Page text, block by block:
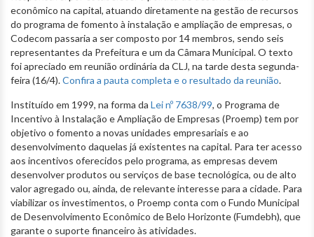
econômico na capital, atuando diretamente na gestão de recursos
do programa de fomento à instalação e ampliação de empresas, o
Codecom passaria a ser composto por 14 membros, sendo seis
representantes da Prefeitura e um da Câmara Municipal. O texto
foi apreciado em reunião ordinária da CLJ, na tarde desta segunda-
feira (16/4).Confira a pauta completa e o resultado da reunião.
Instituído em 1999, na forma da Lei nº 7638/99, o Programa de
Incentivo à Instalação e Ampliação de Empresas (Proemp) tem por
objetivo o fomento a novas unidades empresariais e ao
desenvolvimento daquelas já existentes na capital. Para ter acesso
aos incentivos oferecidos pelo programa, as empresas devem
desenvolver produtos ou serviços de base tecnológica, ou de alto
valor agregado ou, ainda, de relevante interesse para a cidade. Para
viabilizar os investimentos, o Proemp conta com o Fundo Municipal
de Desenvolvimento Econômico de Belo Horizonte (Fumdebh), que
garante o suporte financeiro às atividades.